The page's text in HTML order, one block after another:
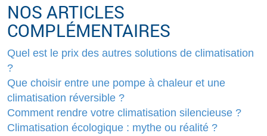
NOS ARTICLES
COMPLÉMENTAIRES
Quel est le prix des autres solutions de climatisation
?
Que choisir entre une pompe à chaleur et une
climatisation réversible ?
Comment rendre votre climatisation silencieuse ?
Climatisation écologique : mythe ou réalité ?